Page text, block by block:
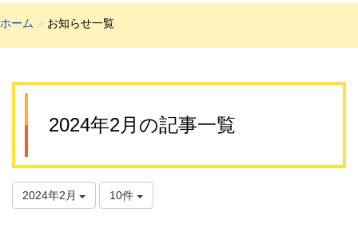
ホーム お知らせ一覧
2024年2月の記事一覧
2024年2月 10件